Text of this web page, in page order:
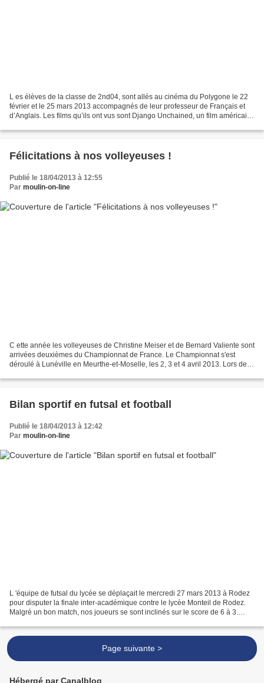
L es élèves de la classe de 2nd04, sont allés au cinéma du Polygone le 22
février et le 25 mars 2013 accompagnés de leur professeur de Français et
d’Anglais. Les films qu’ils ont vus sont Django Unchained, un film américain
Félicitations à nos volleyeuses !
Publié le 18/04/2013 à 12:55
Par moulin-on-line
C ette année les volleyeuses de Christine Meiser et de Bernard Valiente sont
arrivées deuxièmes du Championnat de France. Le Championnat s'est
déroulé à Lunéville en Meurthe-et-Moselle, les 2, 3 et 4 avril 2013. Lors de la
Bilan sportif en futsal et football
Publié le 18/04/2013 à 12:42
Par moulin-on-line
L 'équipe de futsal du lycée se déplaçait le mercredi 27 mars 2013 à Rodez
pour disputer la finale inter-académique contre le lycée Monteil de Rodez.
Malgré un bon match, nos joueurs se sont inclinés sur le score de 6 à 3.
Page suivante >
Hébergé par Canalblog